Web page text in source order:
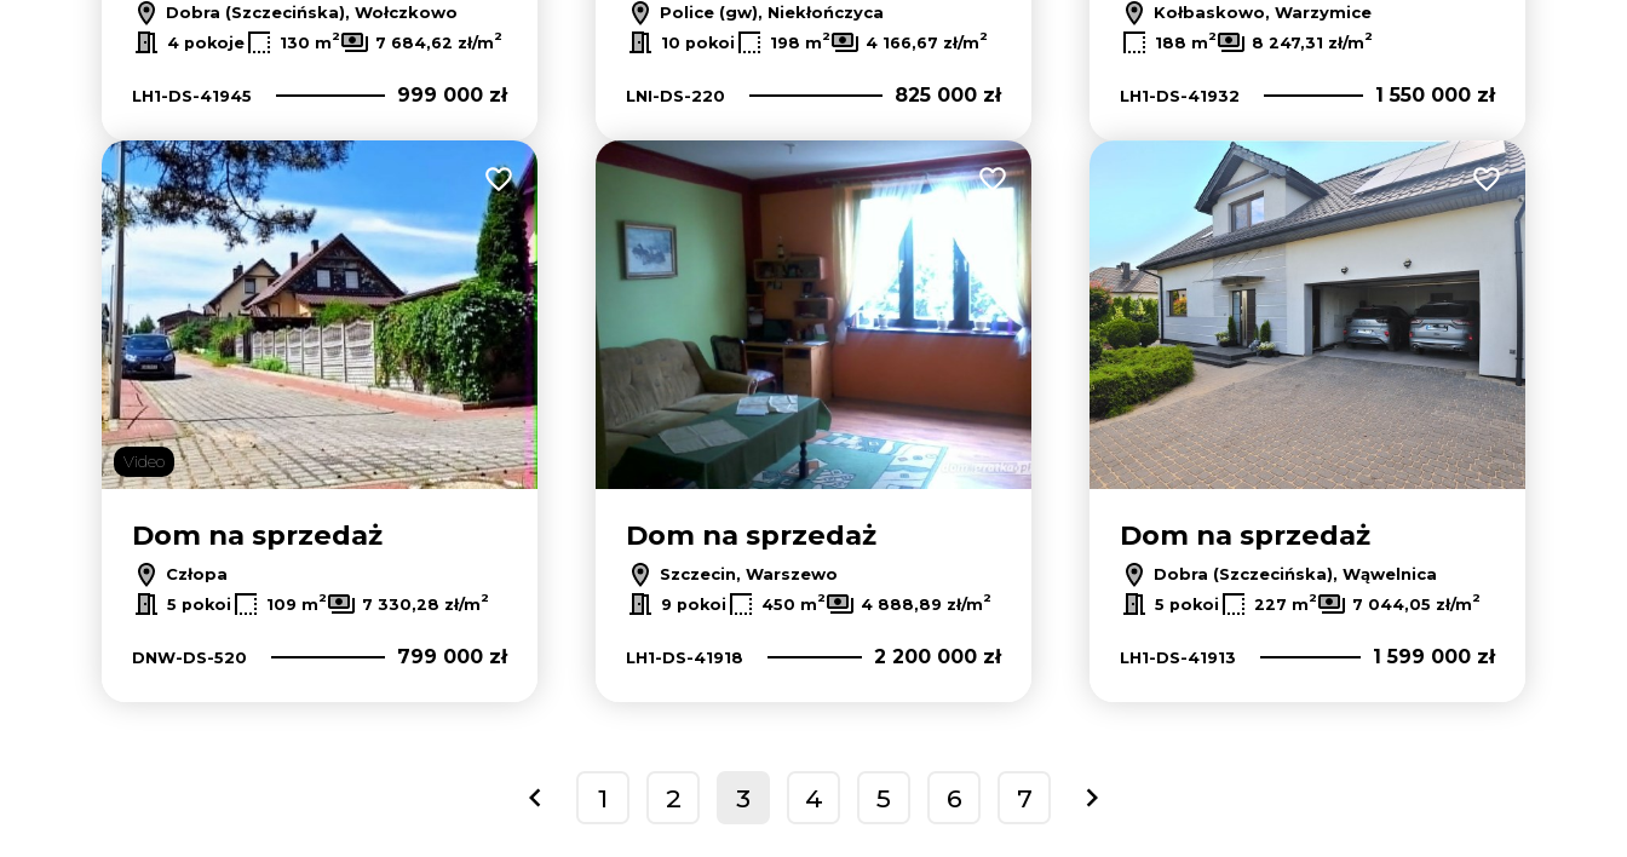
Dobra (Szczecińska), Wołczkowo
4 pokoje 130 m2 7 684,62 zł/m2
LH1-DS-41945 999 000 zł
Police (gw), Niekłończyca
10 pokoi 198 m2 4 166,67 zł/m2
LNI-DS-220 825 000 zł
Kołbaskowo, Warzymice
188 m2 8 247,31 zł/m2
LH1-DS-41932 1 550 000 zł
Video
Dodaj do ulubionych
Dom na sprzedaż
Człopa
5 pokoi 109 m2 7 330,28 zł/m2
DNW-DS-520 799 000 zł
Dodaj do ulubionych
Dom na sprzedaż
Szczecin, Warszewo
9 pokoi 450 m2 4 888,89 zł/m2
LH1-DS-41918 2 200 000 zł
Dodaj do
Dom na sprzedaż
Dobra (Szczecińska), Wąwelnica
5 pokoi 227 m2 7 044,05 zł/m2
LH1-DS-41913 1 599 000 zł
prev
1 2 3 4 5 6 7
next